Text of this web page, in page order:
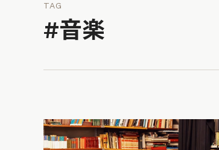
TAG
#音楽